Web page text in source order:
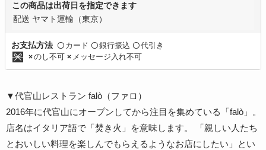
この商品は出荷日を指定できます
配送 ヤマト運輸（東京）
お支払方法 〇 カード 〇銀行振込 〇代引き
×のし不可 × メッセージ入れ不可
▼代官山レストラン falò（ファロ）
2016年に代官山にオープンしてから注目を集めている「falò」。
店名はイタリア語で「焚き火」を意味します。 「親しい人たち
とおいしい料理を楽しんでもらえるようなお店にしたい」とい